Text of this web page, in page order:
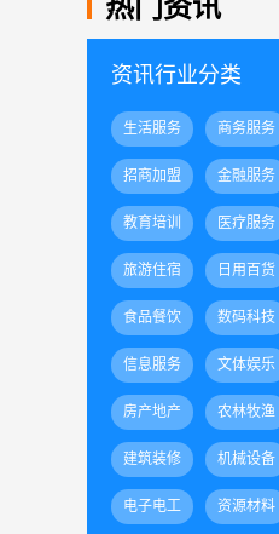
热门资讯
资讯行业分类
生活服务 商务服务
招商加盟 金融服务
教育培训 医疗服务
旅游住宿 日用百货
食品餐饮 数码科技
信息服务 文体娱乐
房产地产 农林牧渔
建筑装修 机械设备
电子电工 资源材料